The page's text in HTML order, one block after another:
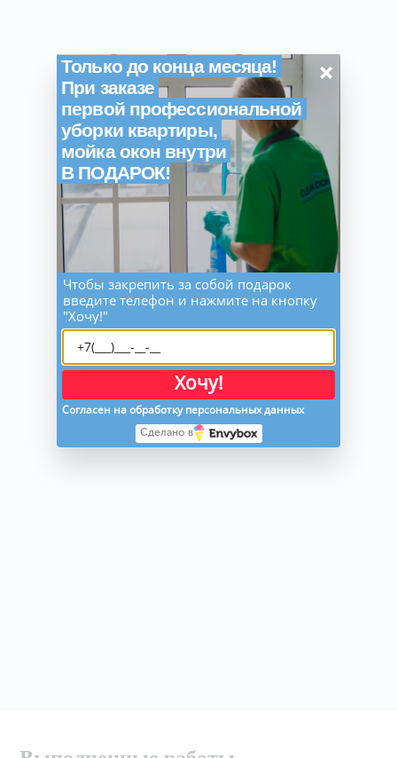
Только до конца месяца!
При заказе
первой профессиональной
уборки квартиры,
мойка окон внутри
В ПОДАРОК!
×
Чтобы закрепить за собой подарок
введите телефон и нажмите на кнопку
"Хочу!"
Хочу!
Согласен на обработку персональных данных
Сделано в